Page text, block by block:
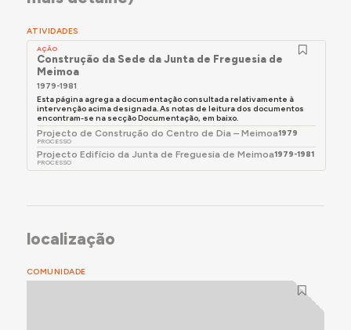
fachada. Esse gradeamento também foi utilizado
e rampa), zona onde se acrescentou um telheiro,
formando um pátio, que não constava do projeto
original. Também se acrescentou um corpo
estreito, de um só piso, junto à fachada lateral
direita.
ATIVIDADES
AÇÃO
Construção da Sede da Junta de Freguesia de
Meimoa
1979-1981
Esta página agrega a documentação consultada relativamente à
intervenção acima designada. As notas de leitura dos documentos
encontram-se na secção Documentação, em baixo.
Projecto de Construção do Centro de Dia – Meimoa1979
PROCESSO
Projecto Edifício da Junta de Freguesia de Meimoa1979-1981
PROCESSO
localização
COMUNIDADE